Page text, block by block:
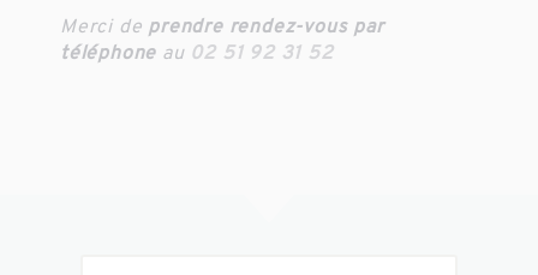
Merci de prendre rendez-vous par
téléphone au 02 51 92 31 52